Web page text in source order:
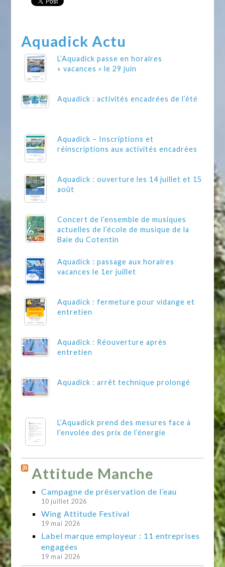
Aquadick Actu
L’Aquadick passe en horaires
« vacances » le 29 juin
Aquadick : activités encadrées de l’été
Aquadick – Inscriptions et
réinscriptions aux activités encadrées
Aquadick : ouverture les 14 juillet et 15
août
Concert de l’ensemble de musiques
actuelles de l’école de musique de la
Baie du Cotentin
Aquadick : passage aux horaires
vacances le 1er juillet
Aquadick : fermeture pour vidange et
entretien
Aquadick : Réouverture après
entretien
Aquadick : arrêt technique prolongé
L’Aquadick prend des mesures face à
l’envolée des prix de l’énergie
Attitude Manche
Campagne de préservation de l’eau
10 juillet 2026
Wing Attitude Festival
19 mai 2026
Label marque employeur : 11 entreprises
engagées
19 mai 2026